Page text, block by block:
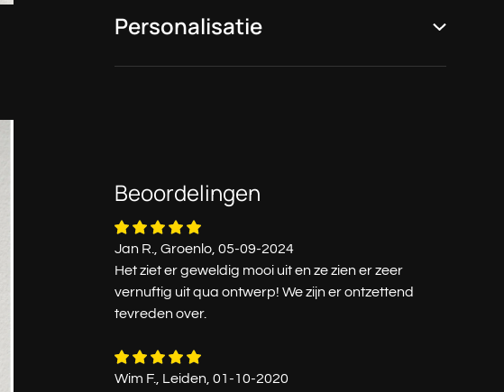
Personalisatie
Beoordelingen
Jan R., Groenlo, 05-09-2024
Het ziet er geweldig mooi uit en ze zien er zeer
vernuftig uit qua ontwerp! We zijn er ontzettend
tevreden over.
Wim F., Leiden, 01-10-2020